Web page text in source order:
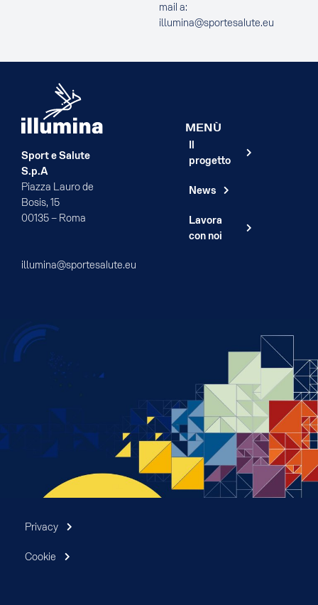
mail a:
illumina@sportesalute.eu
Sport e Salute
S.p.A
Piazza Lauro de
Bosis, 15
00135 – Roma
illumina@sportesalute.eu
MENÙ
progetto
News
Lavora
con noi
Privacy
Cookie